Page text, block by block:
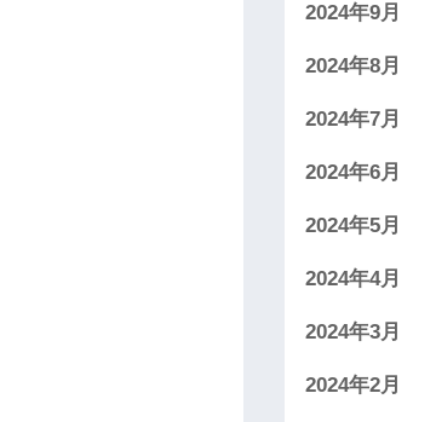
2024年9月
2024年8月
2024年7月
2024年6月
2024年5月
2024年4月
2024年3月
2024年2月